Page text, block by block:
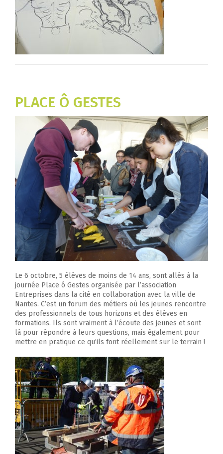
PLACE Ô GESTES
Le 6 octobre, 5 élèves de moins de 14 ans, sont allés à la
journée Place ô Gestes organisée par l’association
Entreprises dans la cité en collaboration avec la ville de
Nantes. C’est un forum des métiers où les jeunes rencontre
des professionnels de tous horizons et des élèves en
formations. Ils sont vraiment à l’écoute des jeunes et sont
là pour répondre à leurs questions, mais également pour
mettre en pratique ce qu’ils font réellement sur le terrain !